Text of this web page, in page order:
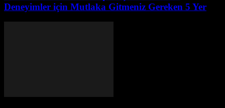
Deneyimler için Mutlaka Gitmeniz Gereken 5 Yer